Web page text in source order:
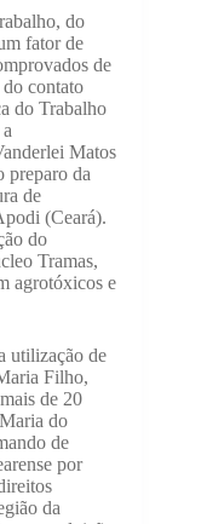
do
fator de
de
do contato
do Trabalho
Matos
preparo da
de
(Ceará).
do
Tramas,
agrotóxicos e
utilização de
Filho,
de 20
do
de
por
da